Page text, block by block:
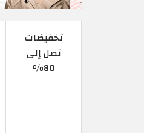
تخفيضات
تصل إلى
80%